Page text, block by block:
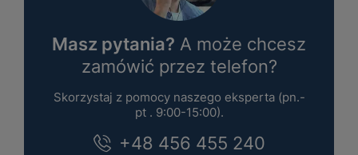
Masz pytania? A może chcesz
zamówić przez telefon?
Skorzystaj z pomocy naszego eksperta (pn.-
pt . 9:00-15:00).
+48 456 455 240